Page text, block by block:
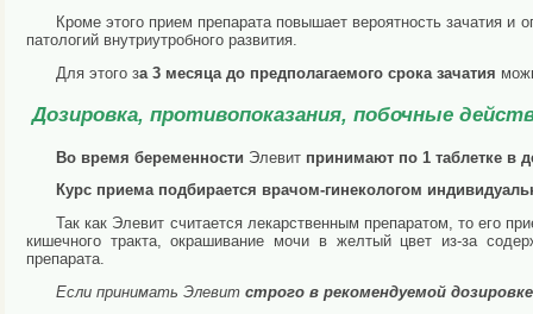
Кроме этого прием препарата повышает вероятность зачатия и
патологий внутриутробного развития.
Для этого за 3 месяца до предполагаемого срока зачатия
Дозировка, противопоказания, побочные
Во время беременности Элевит принимают по 1 таблетке в
Курс приема подбирается врачом-гинекологом
Так как Элевит считается лекарственным препаратом, то его
кишечного тракта, окрашивание мочи в желтый цвет из-за
препарата.
Если принимать Элевит строго в рекомендуемой дозировке